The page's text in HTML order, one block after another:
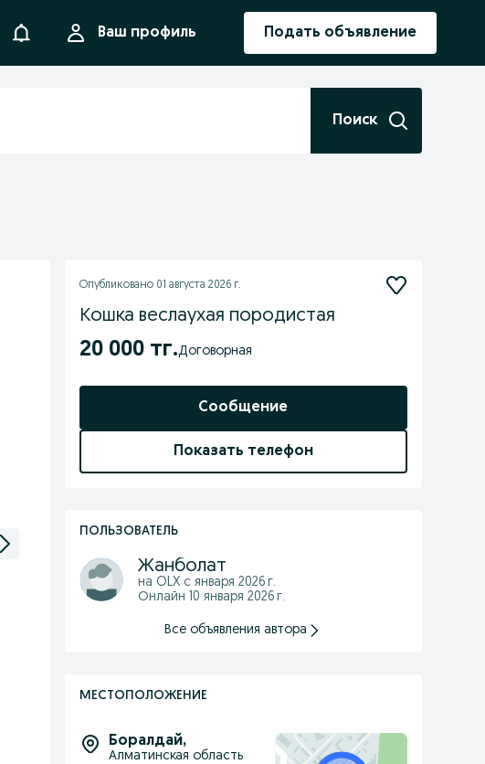
УведомленияВаш профиль Подать объявление
Поиск
Опубликовано 01 августа 2026 г.
Кошка веслаухая породистая
20 000 тг. Договорная
Сообщение
Показать телефон
ПОЛЬЗОВАТЕЛЬ
Жанболат
на OLX с января 2026 г.
Онлайн 10 января 2026 г.
Все объявления автора
МЕСТОПОЛОЖЕНИЕ
Боралдай,
Алматинская область